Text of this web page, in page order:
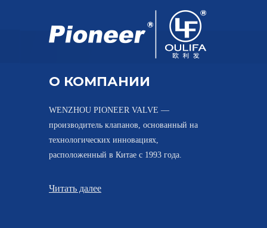
О КОМПАНИИ
WENZHOU PIONEER VALVE —
производитель клапанов, основанный на
технологических инновациях,
расположенный в Китае с 1993 года.
Читать далее